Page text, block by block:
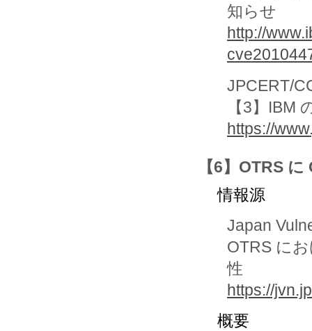
知らせ
http://
JPCERT/
【3】IBM
https://
【6】OTRS
情報源
Japan
OTRS に
性
https://
概要